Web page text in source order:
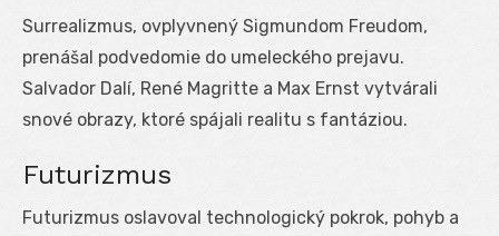
Surrealizmus, ovplyvnený Sigmundom Freudom,
prenášal podvedomie do umeleckého prejavu.
Salvador Dalí, René Magritte a Max Ernst vytvárali
snové obrazy, ktoré spájali realitu s fantáziou.
Futurizmus
Futurizmus oslavoval technologický pokrok, pohyb a